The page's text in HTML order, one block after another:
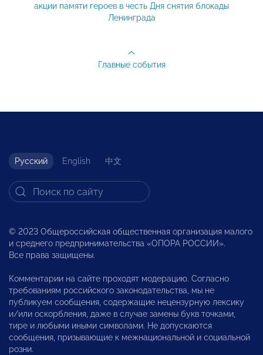
акции памяти героев в честь Дня снятия блокады
Ленинграда
Главные события
Русский English 中文
© 2023 Общероссийская общественная организация малого
и среднего предпринимательства «ОПОРА РОССИИ».
Все права защищены.
Комментарии на сайте проходят модерацию. Согласно
требованиям российского законодательства, мы не
публикуем сообщения, содержащие нецензурную лексику
и/или оскорбления, даже в случае замены букв точками,
тире и любыми иными символами. Не допускаются
сообщения, призывающие к межнациональной и социальной
розни.